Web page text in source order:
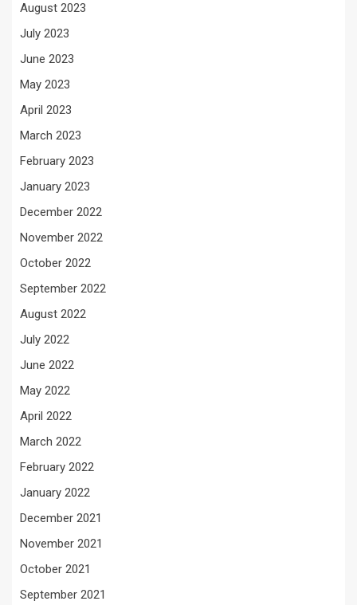
August 2023
July 2023
June 2023
May 2023
April 2023
March 2023
February 2023
January 2023
December 2022
November 2022
October 2022
September 2022
August 2022
July 2022
June 2022
May 2022
April 2022
March 2022
February 2022
January 2022
December 2021
November 2021
October 2021
September 2021